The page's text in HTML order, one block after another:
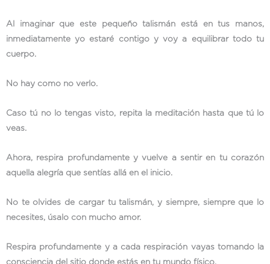
Al imaginar que este pequeño talismán está en tus manos,
inmediatamente yo estaré contigo y voy a equilibrar todo tu
cuerpo.
No hay como no verlo.
Caso tú no lo tengas visto, repita la meditación hasta que tú lo
veas.
Ahora, respira profundamente y vuelve a sentir en tu corazón
aquella alegría que sentías allá en el inicio.
No te olvides de cargar tu talismán, y siempre, siempre que lo
necesites, úsalo con mucho amor.
Respira profundamente y a cada respiración vayas tomando la
consciencia del sitio donde estás en tu mundo físico.